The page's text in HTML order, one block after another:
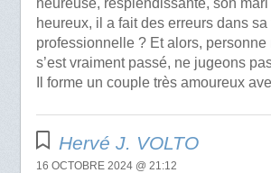
heureuse, resplendissante, son
heureux, il a fait des erreurs dans sa
professionnelle ? Et alors, personne
s’est vraiment passé, ne jugeons
Il forme un couple très amoureux
Hervé J. VOLTO
16 OCTOBRE 2024 @ 21:12